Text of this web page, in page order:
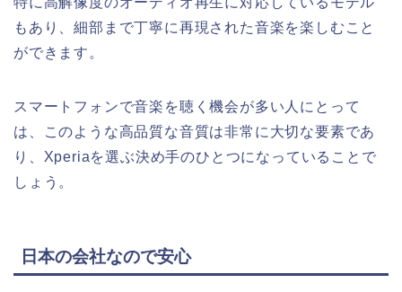
もあり、細部まで丁寧に再現された音楽を楽しむこと
ができます。
スマートフォンで音楽を聴く機会が多い人にとって
は、このような高品質な音質は非常に大切な要素であ
り、Xperiaを選ぶ決め手のひとつになっていることで
しょう。
日本の会社なので安心